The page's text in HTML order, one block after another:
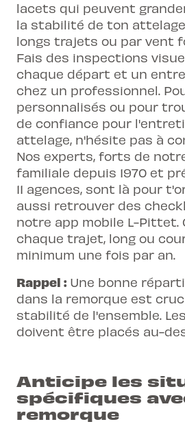
lacets qui peuvent
la stabilité de ton
longs trajets ou par vent
Fais des inspections
chaque départ et un
chez un professionnel.
personnalisés ou pour
de confiance pour
attelage, n'hésite pas à
Nos experts, forts de
familiale depuis 1970 et
11 agences, sont là pour
aussi retrouver des
notre app mobile L-Pittet.
chaque trajet, long ou
minimum une fois par an.
Rappel : Une bonne
dans la remorque est
stabilité de l'ensemble.
doivent être placés au-
Anticipe les
spécifiques
remorque